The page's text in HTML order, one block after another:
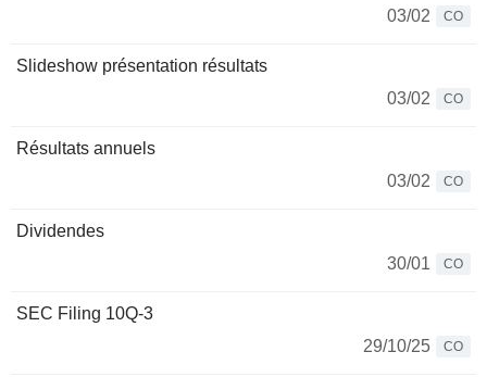
03/02
CO
Slideshow présentation résultats
03/02
CO
Résultats annuels
03/02
CO
Dividendes
30/01
CO
SEC Filing 10Q-3
29/10/25
CO